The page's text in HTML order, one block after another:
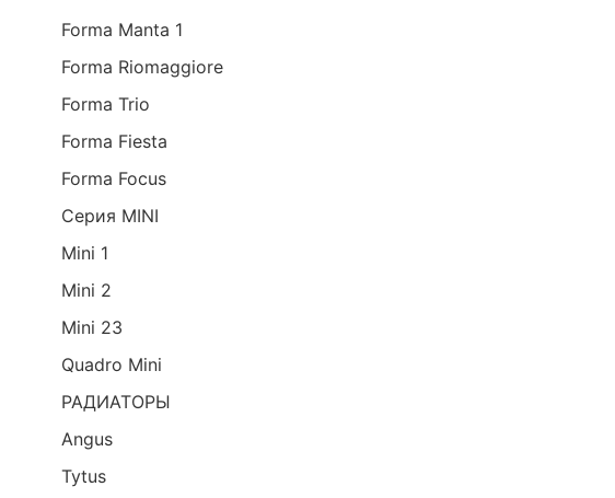
Forma Manta 1
Forma Riomaggiore
Forma Trio
Forma Fiesta
Forma Focus
Серия MINI
Mini 1
Mini 2
Mini 23
Quadro Mini
РАДИАТОРЫ
Angus
Tytus